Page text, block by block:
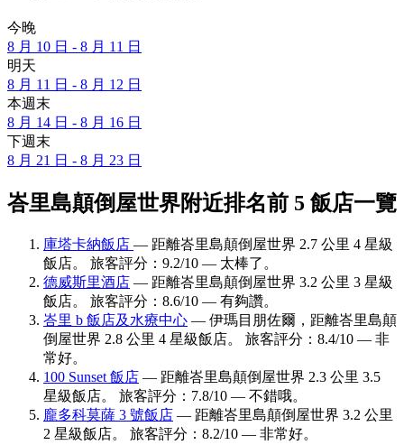
今晚
8 月 10 日 - 8 月 11 日
明天
8 月 11 日 - 8 月 12 日
本週末
8 月 14 日 - 8 月 16 日
下週末
8 月 21 日 - 8 月 23 日
峇里島顛倒屋世界附近排名前 5 飯店一覽
庫塔卡納飯店 — 距離峇里島顛倒屋世界 2.7 公里 4 星級
飯店。 旅客評分：9.2/10 — 太棒了。
德威斯里酒店 — 距離峇里島顛倒屋世界 3.2 公里 3 星級
飯店。 旅客評分：8.6/10 — 有夠讚。
峇里 b 飯店及水療中心 — 伊瑪目朋佐爾，距離峇里島顛
倒屋世界 2.8 公里 4 星級飯店。 旅客評分：8.4/10 — 非
常好。
100 Sunset 飯店 — 距離峇里島顛倒屋世界 2.3 公里 3.5
星級飯店。 旅客評分：7.8/10 — 不錯哦。
龐多科莫薩 3 號飯店 — 距離峇里島顛倒屋世界 3.2 公里
2 星級飯店。 旅客評分：8.2/10 — 非常好。